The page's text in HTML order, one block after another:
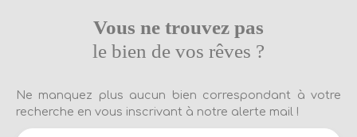
Vous ne trouvez pas
le bien de vos rêves ?
Ne manquez plus aucun bien correspondant à votre
recherche en vous inscrivant à notre alerte mail !